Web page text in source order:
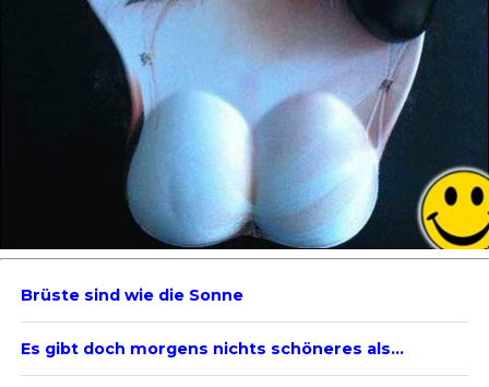
Brüste sind wie die Sonne
Es gibt doch morgens nichts schöneres als…